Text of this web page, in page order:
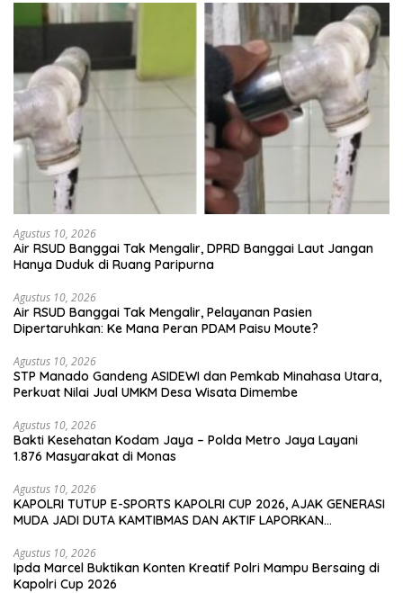
Agustus 10, 2026
Air RSUD Banggai Tak Mengalir, DPRD Banggai Laut Jangan
Hanya Duduk di Ruang Paripurna
Agustus 10, 2026
Air RSUD Banggai Tak Mengalir, Pelayanan Pasien
Dipertaruhkan: Ke Mana Peran PDAM Paisu Moute?
Agustus 10, 2026
‎STP Manado Gandeng ASIDEWI dan Pemkab Minahasa Utara,
Perkuat Nilai Jual UMKM Desa Wisata Dimembe
Agustus 10, 2026
Bakti Kesehatan Kodam Jaya – Polda Metro Jaya Layani
1.876 Masyarakat di Monas
Agustus 10, 2026
KAPOLRI TUTUP E-SPORTS KAPOLRI CUP 2026, AJAK GENERASI
MUDA JADI DUTA KAMTIBMAS DAN AKTIF LAPORKAN
Agustus 10, 2026
Ipda Marcel Buktikan Konten Kreatif Polri Mampu Bersaing di
Kapolri Cup 2026